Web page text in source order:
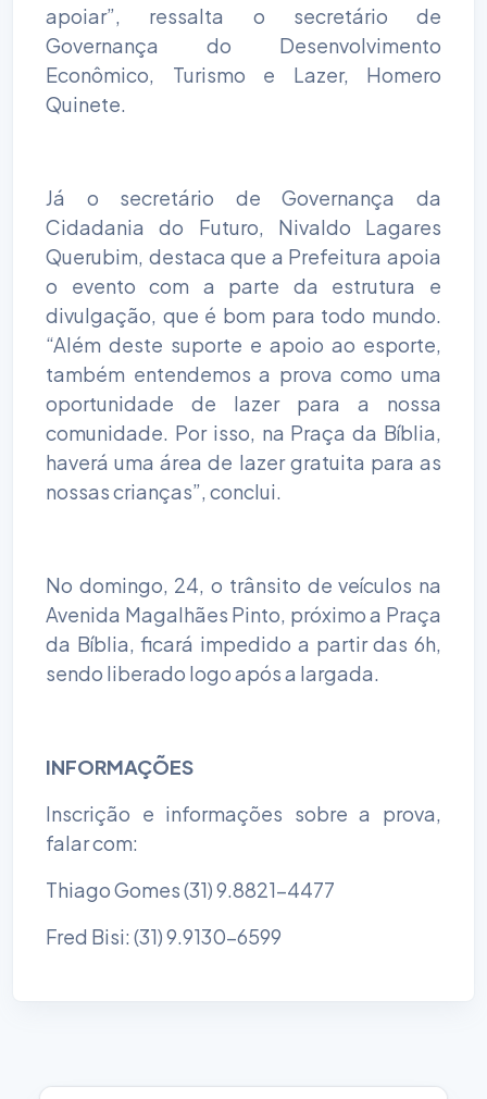
apoiar”, ressalta o secretário de
Governança do Desenvolvimento
Econômico, Turismo e Lazer, Homero
Quinete.
Já o secretário de Governança da
Cidadania do Futuro, Nivaldo Lagares
Querubim, destaca que a Prefeitura apoia
o evento com a parte da estrutura e
divulgação, que é bom para todo mundo.
“Além deste suporte e apoio ao esporte,
também entendemos a prova como uma
oportunidade de lazer para a nossa
comunidade. Por isso, na Praça da Bíblia,
haverá uma área de lazer gratuita para as
nossas crianças”, conclui.
No domingo, 24, o trânsito de veículos na
Avenida Magalhães Pinto, próximo a Praça
da Bíblia, ficará impedido a partir das 6h,
sendo liberado logo após a largada.
INFORMAÇÕES
Inscrição e informações sobre a prova,
falar com:
Thiago Gomes (31) 9.8821-4477
Fred Bisi: (31) 9.9130-6599